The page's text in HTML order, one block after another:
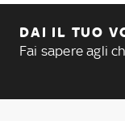
DAI IL TUO
Fai sapere agli